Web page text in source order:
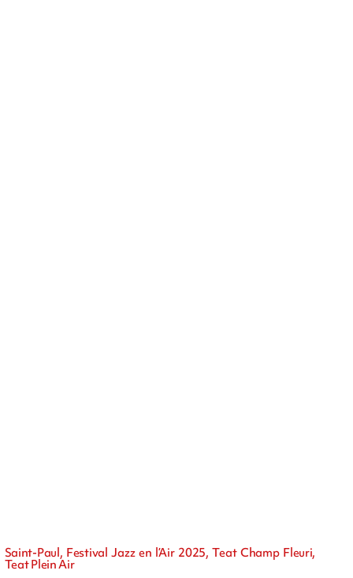
Saint-Paul, Festival Jazz en l’Air 2025, Teat Champ Fleuri,
Teat Plein Air